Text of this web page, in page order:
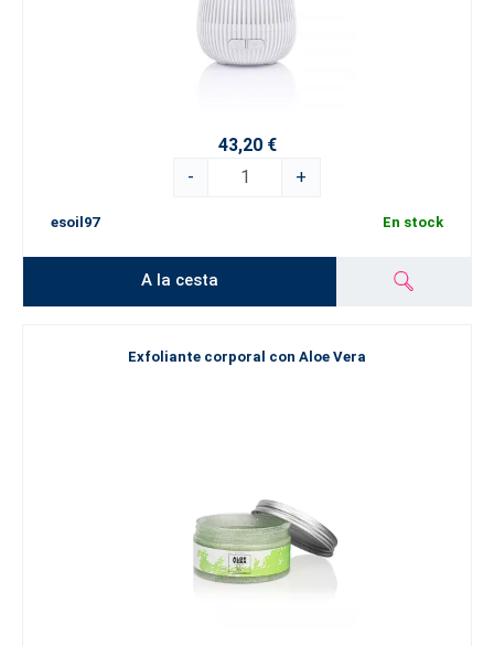
43,20 €
-
+
esoil97 En stock
A la cesta
Exfoliante corporal con Aloe Vera